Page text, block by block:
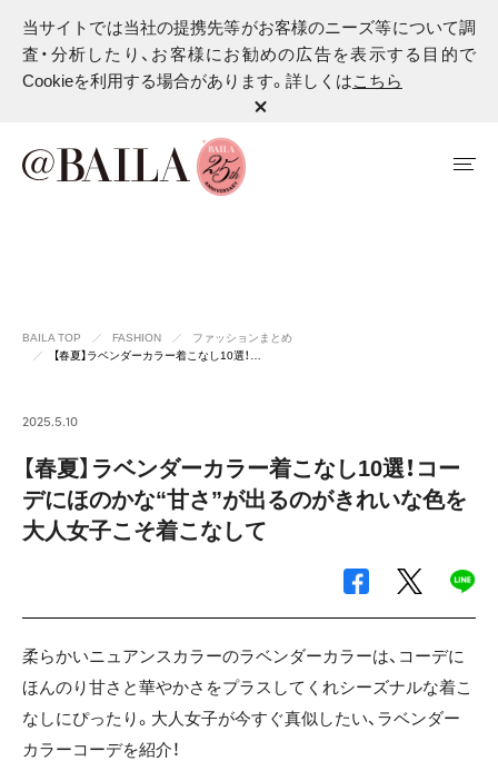
当サイトでは当社の提携先等がお客様のニーズ等について調
査・分析したり、お客様にお勧めの広告を表示する目的で
Cookieを利用する場合があります。詳しくはこちら
BAILA TOP FASHION
ファッションまとめ
【春夏】ラベンダーカラー着こなし10選！…
2025.5.10
【春夏】ラベンダーカラー着こなし10選！コー
デにほのかな“甘さ”が出るのがきれいな色を
大人女子こそ着こなして
柔らかいニュアンスカラーのラベンダーカラーは、コーデに
ほんのり甘さと華やかさをプラスしてくれシーズナルな着こ
なしにぴったり。大人女子が今すぐ真似したい、ラベンダー
カラーコーデを紹介！